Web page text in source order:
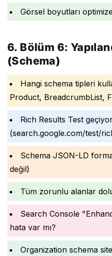
Görsel boyutları
6. Bölüm 6:
(Schema)
Hangi schema tipleri
Product, BreadcrumbList,
Rich Results Test
(search.google.com/test/
Schema JSON-LD
değil)
Tüm zorunlu alanlar
Search Console
hata var mı?
Organization schema